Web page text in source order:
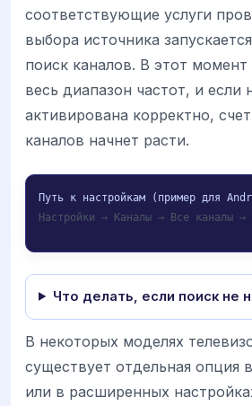
соответствующие услуги
выбора источника
поиск каналов. В этот момент
весь диапазон частот, и если
активирована корректно,
каналов начнет расти.
Настройки → Каналы → Все каналы →
Что делать, если поиск не
В некоторых моделях
существует отдельная
или в расширенных